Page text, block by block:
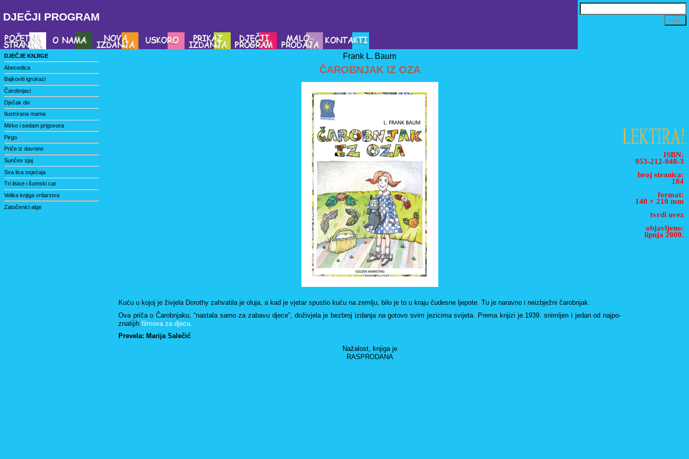
DJEČJI PROGRAM
DJEČJE KNJIGE
Abecedica
Bajkoviti igrokazi
Čarobnjaci
Dječak div
Ilustrirana mama
Mirko i sedam prigovora
Pirgo
Priče iz davnine
Sunčev sjaj
Sva lica osjećaja
Tri lisice i šumski car
Velika knjiga vrtlarstva
Zatočenici alge
ISBN:
953-212-048-3
broj stranica:
184
format:
140 × 210 mm
tvrdi uvez
objavljeno:
lipnja 2000.
Frank L. Baum
ČAROBNJAK IZ OZA
Kuću u kojoj je ži­vje­la Do­rot­hy zah­va­ti­la je oluja, a kad je vje­tar spu­stio kuću na zem­lju, bilo je to u kraju ču­de­sne lje­po­te. Tu je na­rav­no i nei­z­bje­žni ča­rob­njak.
Ova priča o Ča­rob­nja­ku, “na­sta­la samo za za­ba­vu djece”, do­ži­vje­la je bez­broj iz­da­nja na go­to­vo svim je­zi­ci­ma svi­je­ta. Prema knji­zi je 1939. snim­ljen i jedan od naj­po­
zna­ti­jih fil­mo­va za djecu.
Pre­ve­la: Ma­ri­ja Sa­le­čić
Nažalost, knjiga je
RASPRODANA